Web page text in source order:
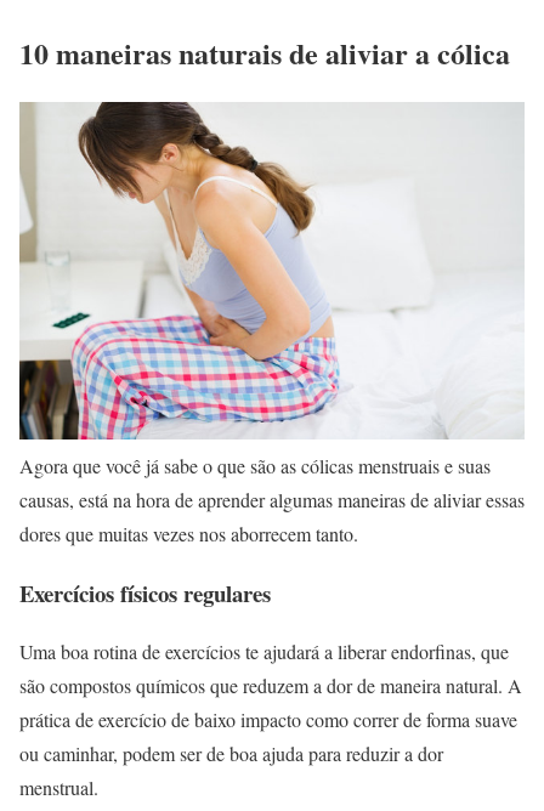
10 maneiras naturais de aliviar a cólica
Agora que você já sabe o que são as cólicas menstruais e suas
causas, está na hora de aprender algumas maneiras de aliviar essas
dores que muitas vezes nos aborrecem tanto.
Exercícios físicos regulares
Uma boa rotina de exercícios te ajudará a liberar endorfinas, que
são compostos químicos que reduzem a dor de maneira natural. A
prática de exercício de baixo impacto como correr de forma suave
ou caminhar, podem ser de boa ajuda para reduzir a dor
menstrual.